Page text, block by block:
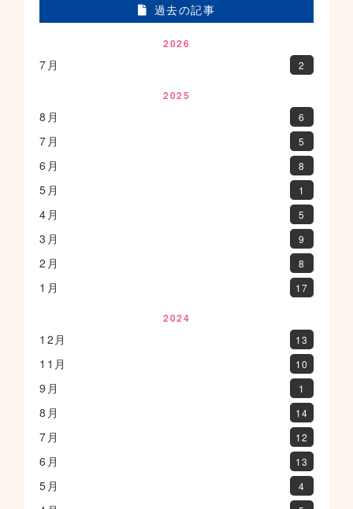
過去の記事
2026
7月 2
2025
8月 6
7月 5
6月 8
5月 1
4月 5
3月 9
2月 8
1月 17
2024
12月 13
11月 10
9月 1
8月 14
7月 12
6月 13
5月 4